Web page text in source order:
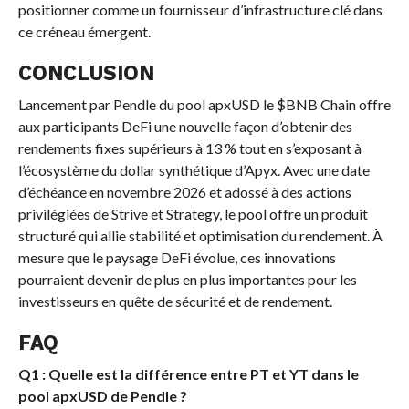
positionner comme un fournisseur d’infrastructure clé dans
ce créneau émergent.
CONCLUSION
Lancement par Pendle du pool apxUSD le $BNB Chain offre
aux participants DeFi une nouvelle façon d’obtenir des
rendements fixes supérieurs à 13 % tout en s’exposant à
l’écosystème du dollar synthétique d’Apyx. Avec une date
d’échéance en novembre 2026 et adossé à des actions
privilégiées de Strive et Strategy, le pool offre un produit
structuré qui allie stabilité et optimisation du rendement. À
mesure que le paysage DeFi évolue, ces innovations
pourraient devenir de plus en plus importantes pour les
investisseurs en quête de sécurité et de rendement.
FAQ
Q1 : Quelle est la différence entre PT et YT dans le
pool apxUSD de Pendle ?